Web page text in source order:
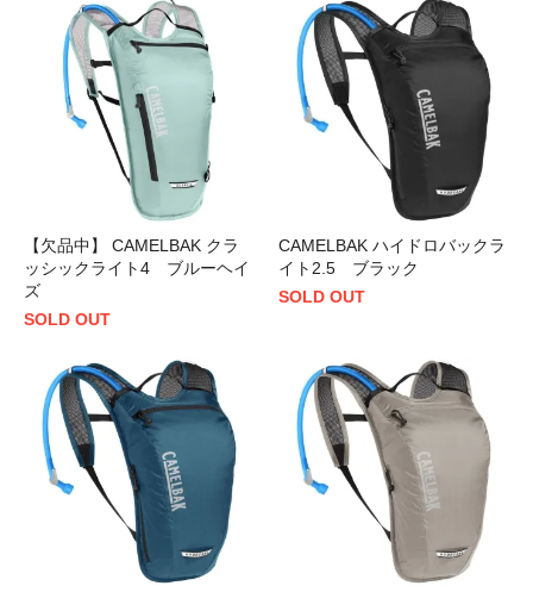
【欠品中】 CAMELBAK クラ
ッシックライト4 ブルーヘイ
ズ
SOLD OUT
CAMELBAK ハイドロバックラ
イト2.5 ブラック
SOLD OUT